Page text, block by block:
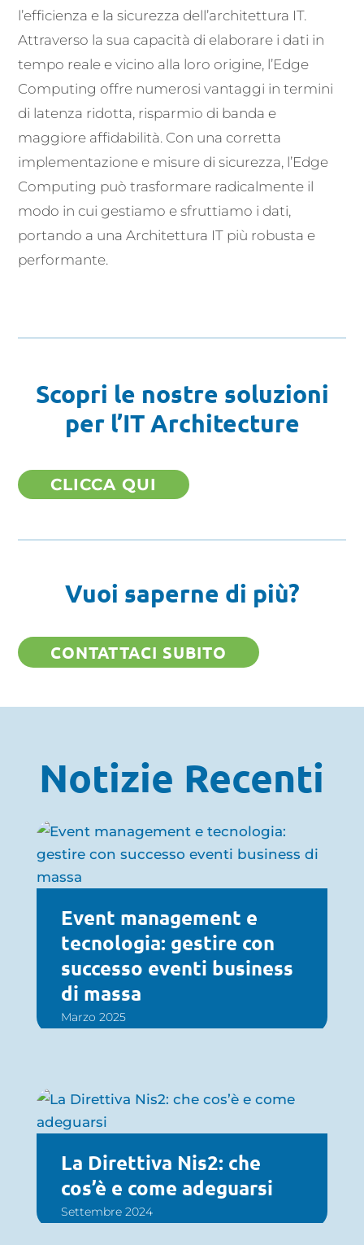
l’efficienza e la sicurezza dell’architettura IT.
Attraverso la sua capacità di elaborare i dati in
tempo reale e vicino alla loro origine, l’Edge
Computing offre numerosi vantaggi in termini
di latenza ridotta, risparmio di banda e
maggiore affidabilità. Con una corretta
implementazione e misure di sicurezza, l’Edge
Computing può trasformare radicalmente il
modo in cui gestiamo e sfruttiamo i dati,
portando a una Architettura IT più robusta e
performante.
Scopri le nostre soluzioni
per l’IT Architecture
CLICCA QUI
Vuoi saperne di più?
CONTATTACI SUBITO
Notizie Recenti
Event management e
tecnologia: gestire con
successo eventi business
di massa
Marzo 2025
La Direttiva Nis2: che
cos’è e come adeguarsi
Settembre 2024